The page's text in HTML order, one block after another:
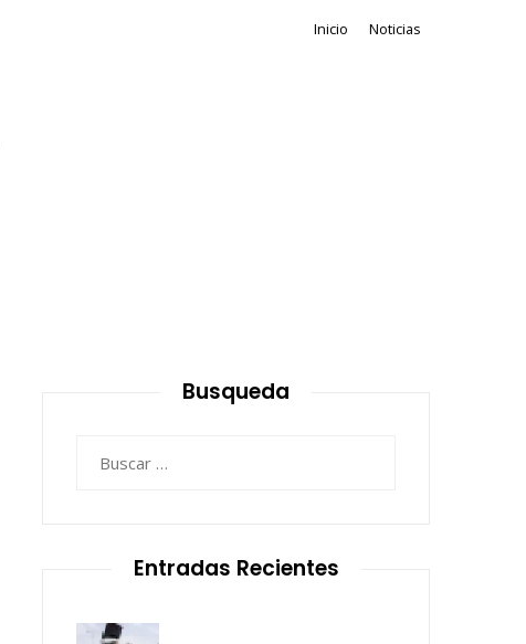
Inicio Noticias
Busqueda
Entradas Recientes